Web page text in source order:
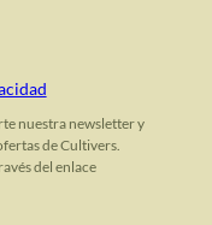
nuestra newsletter y
de Cultivers.
del enlace